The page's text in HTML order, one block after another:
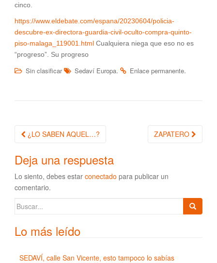
cinco.
https://www.eldebate.com/espana/20230604/policia-
descubre-ex-directora-guardia-civil-oculto-compra-quinto-
piso-malaga_119001.html Cualquiera niega que eso no es
“progreso”. Su progreso
Sin clasificar Sedaví Europa. Enlace permanente.
Navegación de la entrada
¿LO SABEN AQUEL…? ZAPATERO
Deja una respuesta
Lo siento, debes estar conectado para publicar un
comentario.
Buscar:
Lo más leído
SEDAVÍ, calle San Vicente, esto tampoco lo sabías